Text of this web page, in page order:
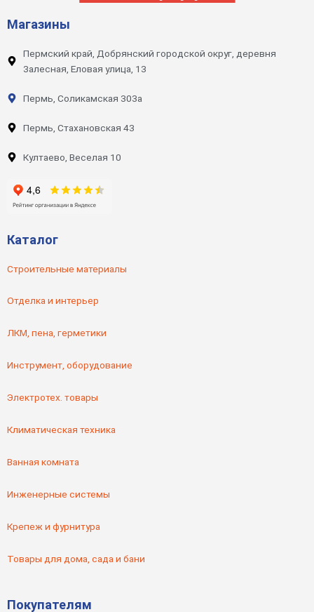
Магазины
Пермский край, Добрянский городской округ, деревня
Залесная, Еловая улица, 13
Пермь, Соликамская 303а
Пермь, Стахановская 43
Култаево, Веселая 10
Каталог
Строительные материалы
Отделка и интерьер
ЛКМ, пена, герметики
Инструмент, оборудование
Электротех. товары
Климатическая техника
Ванная комната
Инженерные системы
Крепеж и фурнитура
Товары для дома, сада и бани
Покупателям